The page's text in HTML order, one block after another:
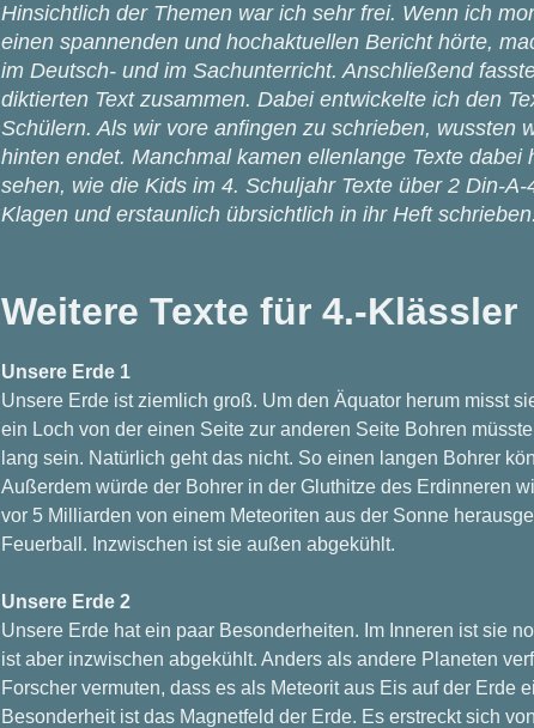
Hinsichtlich der Themen war ich sehr frei. Wenn ich
einen spannenden und hochaktuellen Bericht hörte,
im Deutsch- und im Sachunterricht. Anschließend
diktierten Text zusammen. Dabei entwickelte ich den
Schülern. Als wir vore anfingen zu schrieben, wussten
hinten endet. Manchmal kamen ellenlange Texte dabei
sehen, wie die Kids im 4. Schuljahr Texte über 2 Din-
Klagen und erstaunlich übrsichtlich in ihr Heft schrieben.
Weitere Texte für 4.-Klässler
Unsere Erde 1
Unsere Erde ist ziemlich groß. Um den Äquator herum misst
ein Loch von der einen Seite zur anderen Seite Bohren
lang sein. Natürlich geht das nicht. So einen langen Bohrer
Außerdem würde der Bohrer in der Gluthitze des Erdinneren
vor 5 Milliarden von einem Meteoriten aus der Sonne
Feuerball. Inzwischen ist sie außen abgekühlt.
Unsere Erde 2
Unsere Erde hat ein paar Besonderheiten. Im Inneren ist sie
ist aber inzwischen abgekühlt. Anders als andere Planeten
Forscher vermuten, dass es als Meteorit aus Eis auf der Erde
Besonderheit ist das Magnetfeld der Erde. Es erstreckt sich